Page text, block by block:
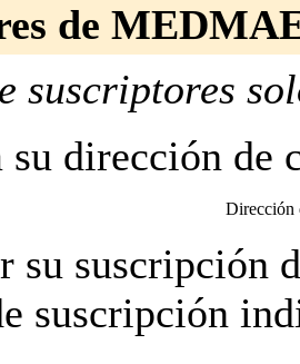
de
suscriptores
su dirección de
Dirección
su suscripción
suscripción